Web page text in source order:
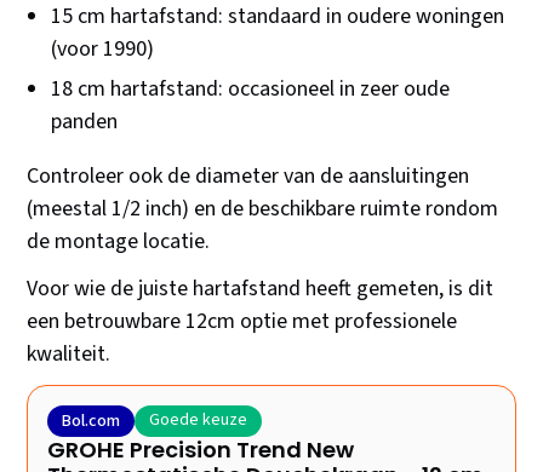
15 cm hartafstand: standaard in oudere woningen
(voor 1990)
18 cm hartafstand: occasioneel in zeer oude
panden
Controleer ook de diameter van de aansluitingen
(meestal 1/2 inch) en de beschikbare ruimte rondom
de montage locatie.
Voor wie de juiste hartafstand heeft gemeten, is dit
een betrouwbare 12cm optie met professionele
kwaliteit.
Bol.com Goede keuze
GROHE Precision Trend New